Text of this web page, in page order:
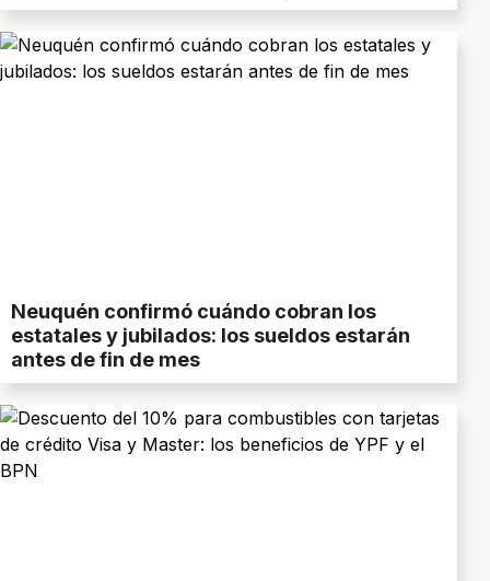
Neuquén confirmó cuándo cobran los
estatales y jubilados: los sueldos estarán
antes de fin de mes